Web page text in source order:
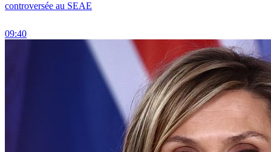
controversée au SEAE
09:40